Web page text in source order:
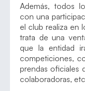
Además, todos
con una
el club realiza en
trata de una
que la entidad
competiciones,
prendas oficiales
colaboradoras,